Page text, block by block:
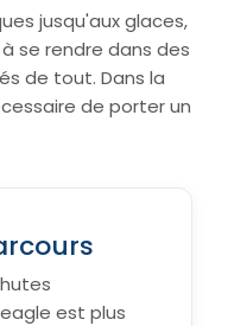
jusqu'aux glaces,
se rendre dans des
de tout. Dans la
de porter un
est plus